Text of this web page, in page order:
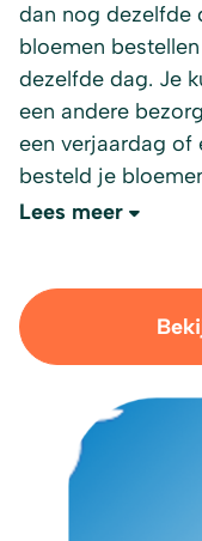
dan nog dezelfde
bloemen
dezelfde dag. Je
een andere
een verjaardag of
besteld je
Lees meer